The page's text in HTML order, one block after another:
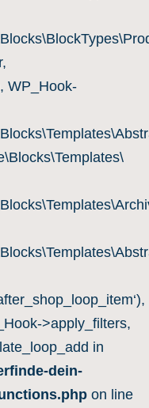
WP_Hook-
>apply_filters,
in
dein-
on line